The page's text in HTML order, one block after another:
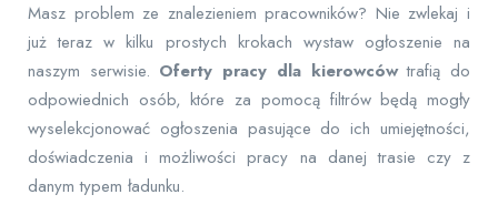
Masz problem ze znalezieniem pracowników? Nie zwlekaj i
już teraz w kilku prostych krokach wystaw ogłoszenie na
naszym serwisie. Oferty pracy dla kierowcówtrafią do
odpowiednich osób, które za pomocą filtrów będą mogły
wyselekcjonować ogłoszenia pasujące do ich umiejętności,
doświadczenia i możliwości pracy na danej trasie czy z
danym typem ładunku.